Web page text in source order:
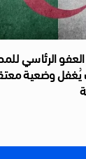
العفو الرئاسي
يُغفل وضعية